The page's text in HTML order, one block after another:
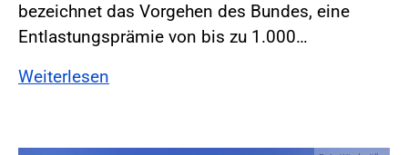
bezeichnet das Vorgehen des Bundes, eine
Entlastungsprämie von bis zu 1.000…
Weiterlesen